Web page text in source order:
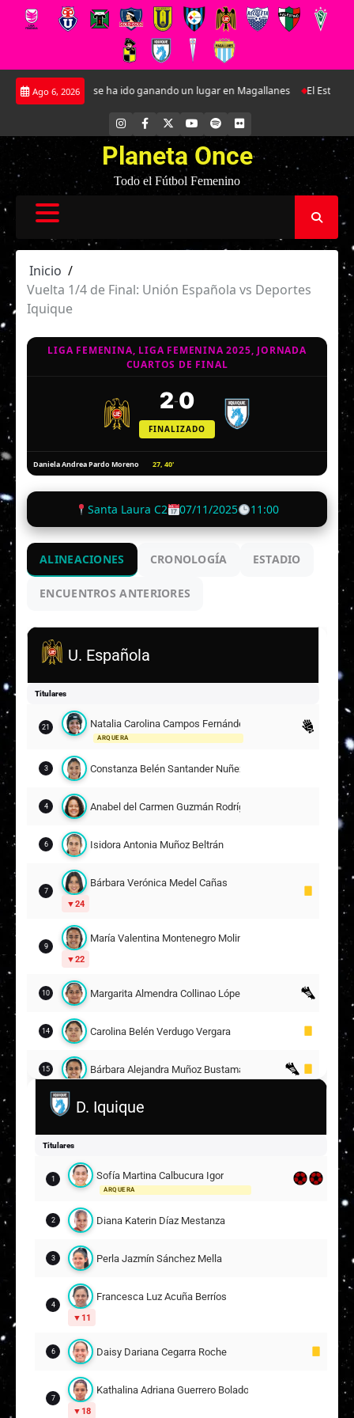
Saltar
Ago 6, 2026
que se ha ido ganando un lugar en Magallanes El Estadio
INSTAGRAM
FACEBOOK YOUTUBE
SPOTIFYFLICKR
Planeta Once
Todo el Fútbol Femenino
Inicio
Vuelta 1/4 de Final: Unión Española vs Deportes
Iquique
LIGA FEMENINA, LIGA FEMENINA 2025, JORNADA
CUARTOS DE FINAL
2-0
FINALIZADO
Daniela Andrea Pardo Moreno 27, 40'
Santa Laura C2 07/11/2025 11:00
ALINEACIONES CRONOLOGÍA ESTADIO
ENCUENTROS ANTERIORES
U. Española
Titulares
21 Natalia Carolina Campos Fernández
ARQUERA
3 Constanza Belén Santander Nuñez
4 Anabel del Carmen Guzmán Rodríguez
6 Isidora Antonia Muñoz Beltrán
7
Bárbara Verónica Medel Cañas
24
9
María Valentina Montenegro Molina
22
10 Margarita Almendra Collinao López
14 Carolina Belén Verdugo Vergara
15 Bárbara Alejandra Muñoz Bustamante
Daniela Andrea Pardo Moreno
29
Suplentes
ARQUERA
Constanza Belén Guzmán Miranda
Javiera Nicole Merino Rivera
Yamila Antonella Pérez Cordero
Fernanda Antonia Guerrero Atenas
22 Betsabé Yanelly Osorio Malil
D. Iquique
Titulares
1 Sofía Martina Calbucura Igor
ARQUERA
2 Diana Katerin Díaz Mestanza
3 Perla Jazmín Sánchez Mella
4
Francesca Luz Acuña Berríos
11
6 Daisy Dariana Cegarra Roche
7
Kathalina Adriana Guerrero Bolados
18